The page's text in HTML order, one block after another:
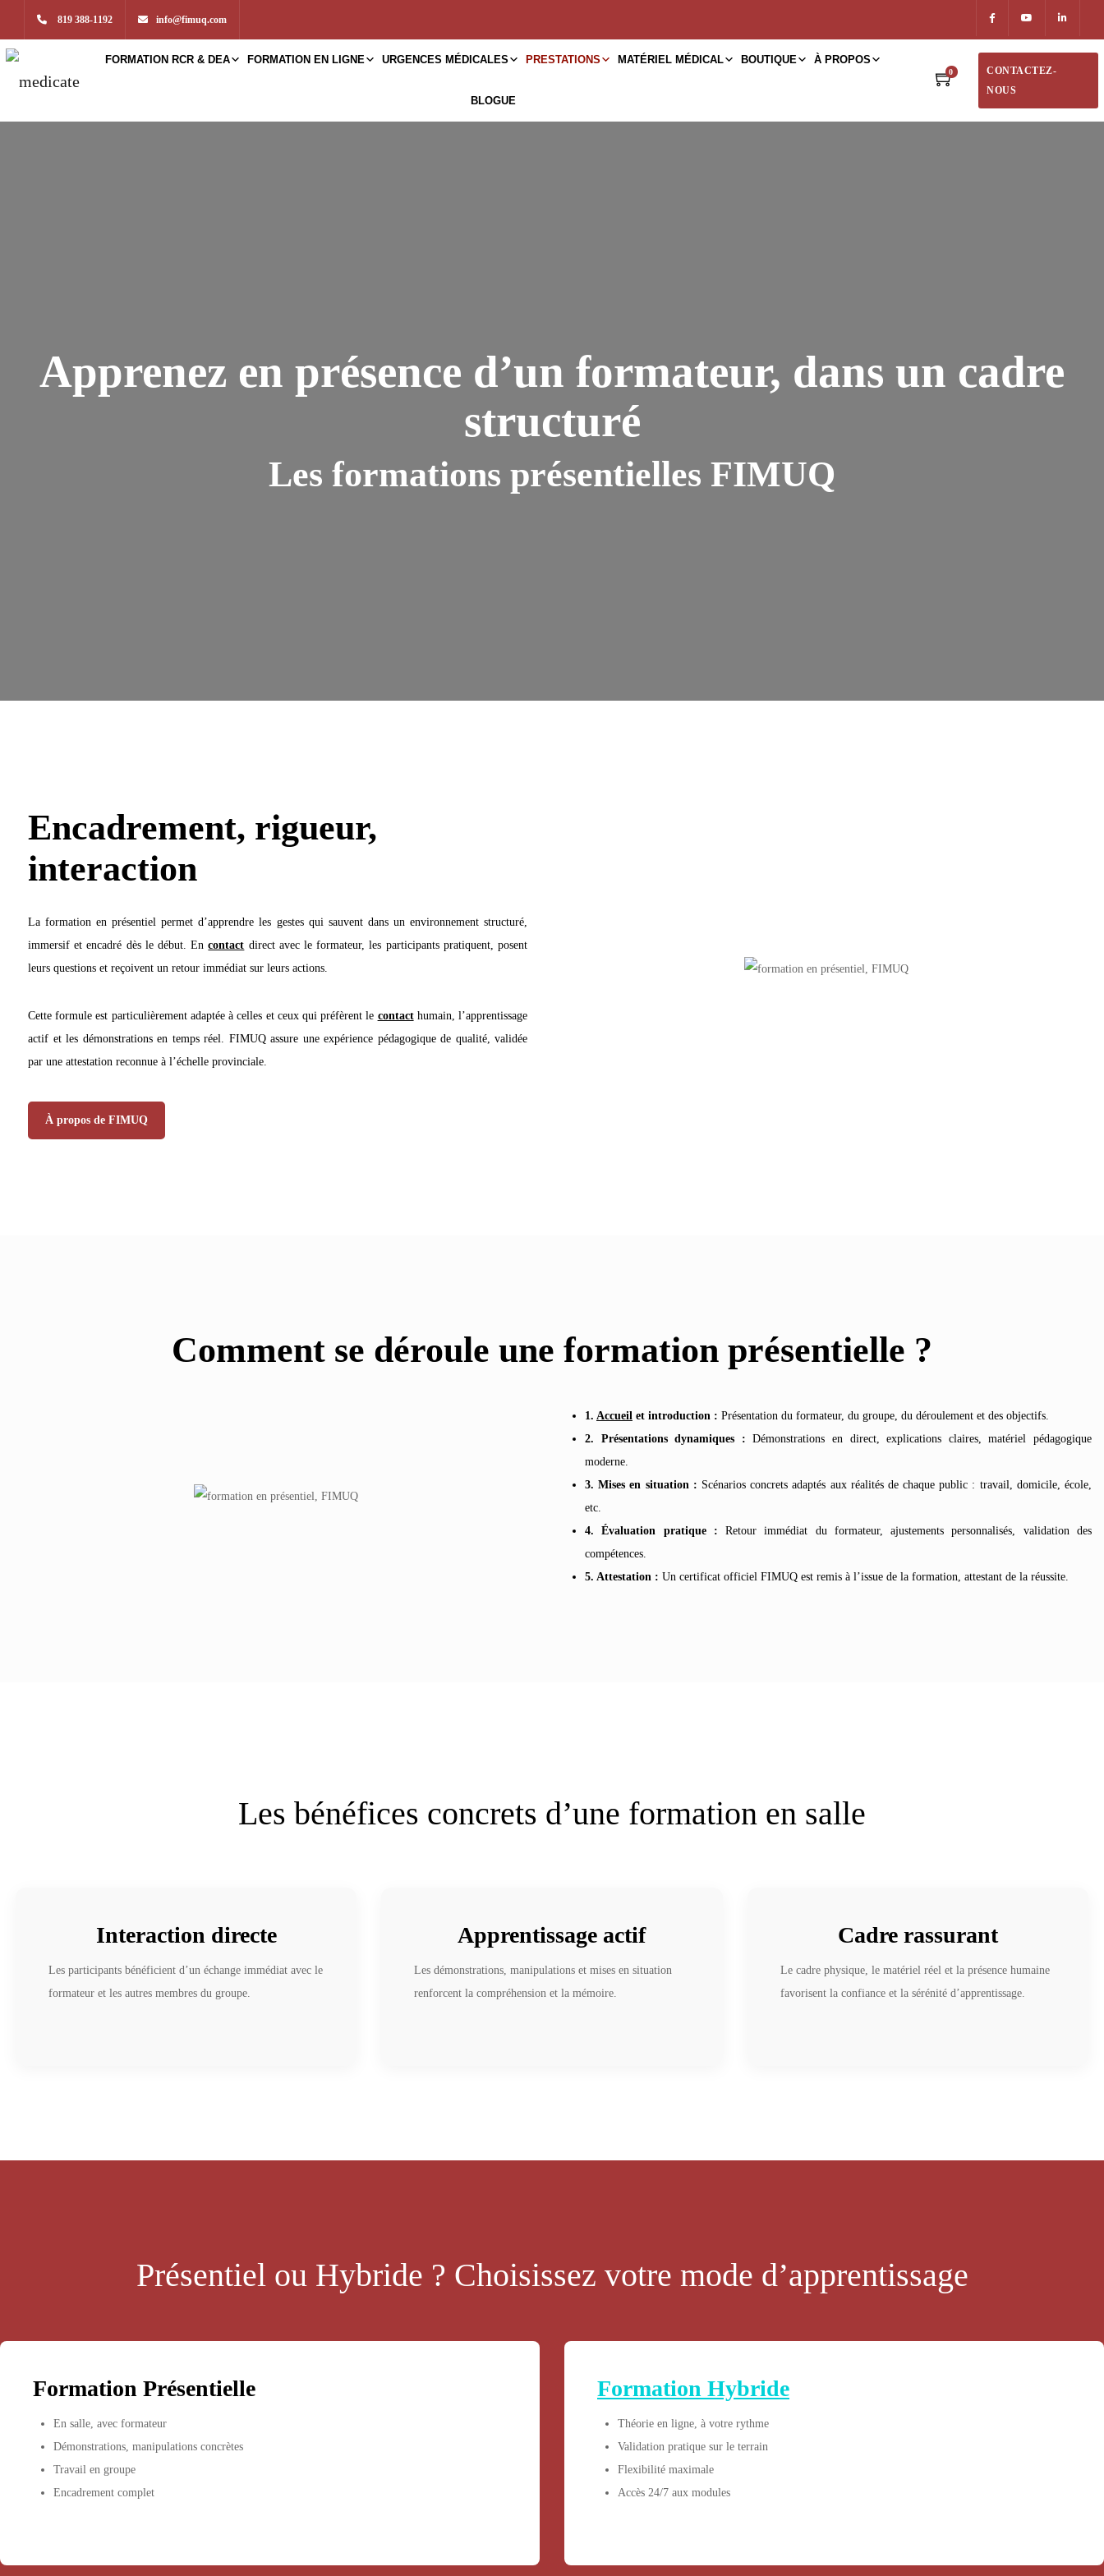
819 388-1192 info@fimuq.com
FORMATION RCR & DEA FORMATION EN LIGNE URGENCES MÉDICALES PRESTATIONS MATÉRIEL MÉDICAL BOUTIQUE À PROPOS
BLOGUE
0
CONTACTEZ-
NOUS
Apprenez en présence d’un formateur, dans un cadre
structuré
Les formations présentielles FIMUQ
Encadrement, rigueur,
interaction
La formation en présentiel permet d’apprendre les gestes qui sauvent dans un environnement structuré,
immersif et encadré dès le début. Encontact direct avec le formateur, les participants pratiquent, posent
leurs questions et reçoivent un retour immédiat sur leurs actions.
Cette formule est particulièrement adaptée à celles et ceux qui préfèrent le contacthumain, l’apprentissage
actif et les démonstrations en temps réel. FIMUQ assure une expérience pédagogique de qualité, validée
par une attestation reconnue à l’échelle provinciale.
À propos de FIMUQ
Comment se déroule une formation présentielle ?
1. Accueil et introduction : Présentation du formateur, du groupe, du déroulement et des objectifs.
2. Présentations dynamiques : Démonstrations en direct, explications claires, matériel pédagogique
moderne.
3. Mises en situation : Scénarios concrets adaptés aux réalités de chaque public : travail, domicile, école,
etc.
4. Évaluation pratique : Retour immédiat du formateur, ajustements personnalisés, validation des
compétences.
5. Attestation : Un certificat officiel FIMUQ est remis à l’issue de la formation, attestant de la réussite.
Les bénéfices concrets d’une formation en salle
Interaction directe
Les participants bénéficient d’un échange immédiat avec le
formateur et les autres membres du groupe.
Apprentissage actif
Les démonstrations, manipulations et mises en situation
renforcent la compréhension et la mémoire.
Cadre rassurant
Le cadre physique, le matériel réel et la présence humaine
favorisent la confiance et la sérénité d’apprentissage.
Présentiel ou Hybride ? Choisissez votre mode d’apprentissage
Formation Présentielle
En salle, avec formateur
Démonstrations, manipulations concrètes
Travail en groupe
Encadrement complet
Formation Hybride
Théorie en ligne, à votre rythme
Validation pratique sur le terrain
Flexibilité maximale
Accès 24/7 aux modules